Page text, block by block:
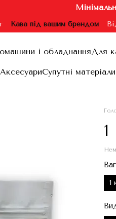
Кава під вашим брендом
Договір публічної оферти
і обладнанняДля
АксесуариСупутні матеріали
1